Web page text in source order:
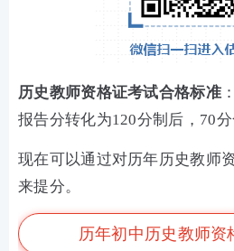
历史教师资格证考试合格标准
报告分转化为120分制后，70分
现在可以通过对历年历史教师
来提分。
历年初中历史教师资